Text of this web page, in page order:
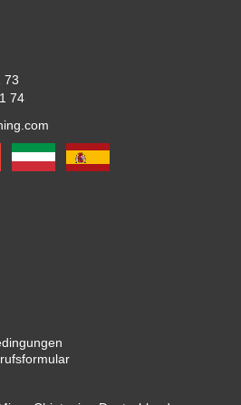
73
74